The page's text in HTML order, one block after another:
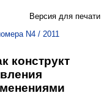
Версия для печати
N4 / 2011
конструкт